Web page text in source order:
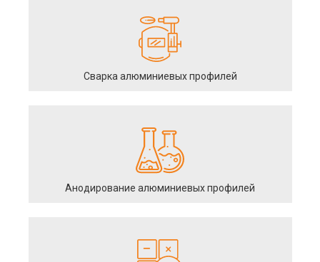
Сварка алюминиевых профилей
Анодирование алюминиевых профилей